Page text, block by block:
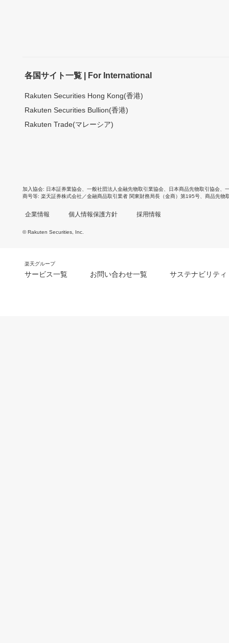
各国サイト一覧 | For International
Rakuten Securities Hong Kong(香港)
Rakuten Securities Bullion(香港)
Rakuten Trade(マレーシア)
加入協会 日本証券業協会 一般社団法人金融先物取引業協会 日本商品先物取引協会
商号等 楽天証券株式会社／金融商品取引業者 関東財務局長（金商）第195号、商品先物
企業情報 個人情報保護方針 採用情報
© Rakuten Securities, Inc.
楽天グループ
サービス一覧 お問い合わせ一覧 サステナビリティ